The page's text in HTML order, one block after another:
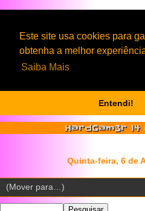
Este site usa cookies para
obtenha a melhor
Saiba Mais
Entendi!
Serviços &
HardGam3r 14